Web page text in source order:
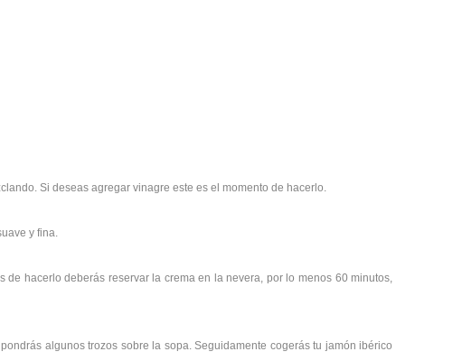
Si deseas agregar vinagre este es el momento de hacerlo.
y fina.
de hacerlo deberás reservar la crema en la nevera, por lo menos 60 minutos,
algunos trozos sobre la sopa. Seguidamente cogerás tu jamón ibérico